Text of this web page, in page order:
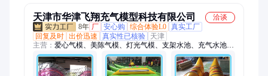
天津市华津飞翔充气模型科技有限公司
洽谈
8年 厂 安心购 综合体验L0 真实工厂
回复及时 出价迅速 真实性已核验
天津
主营： 爱心气模、美陈气模、灯光气模、支架水池、充气水池、
水晶球、水上滚筒、发光气模、悠波球、碰碰球、充气气模、充
气模型、卡通气模、充气拱门、升空气球、空飘气球、游泳池、